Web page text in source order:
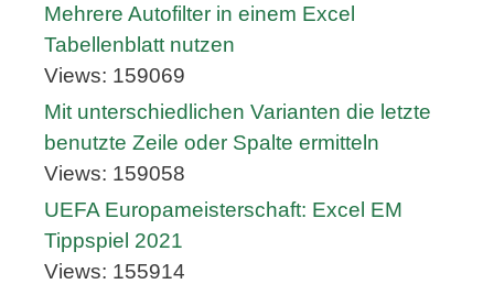
Mehrere Autofilter in einem Excel
Tabellenblatt nutzen
Views: 159069
Mit unterschiedlichen Varianten die letzte
benutzte Zeile oder Spalte ermitteln
Views: 159058
UEFA Europameisterschaft: Excel EM
Tippspiel 2021
Views: 155914